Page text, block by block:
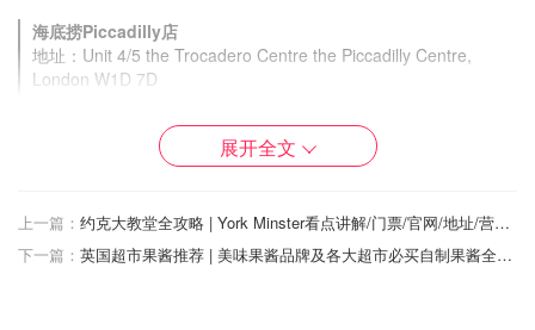
海底捞Piccadilly店
地址：Unit 4/5 the Trocadero Centre the Piccadilly Centre,
London W1D 7D
地址：Peninsula Square, Greenwich Peninsula, London SE10
电话：+4407340681849
预约
展开全文
上一篇：
约克大教堂全攻略 | York Minster看点讲解/门票/官网/地址/营业时间
下一篇：
英国超市果酱推荐 | 美味果酱品牌及各大超市必买自制果酱全盘点！